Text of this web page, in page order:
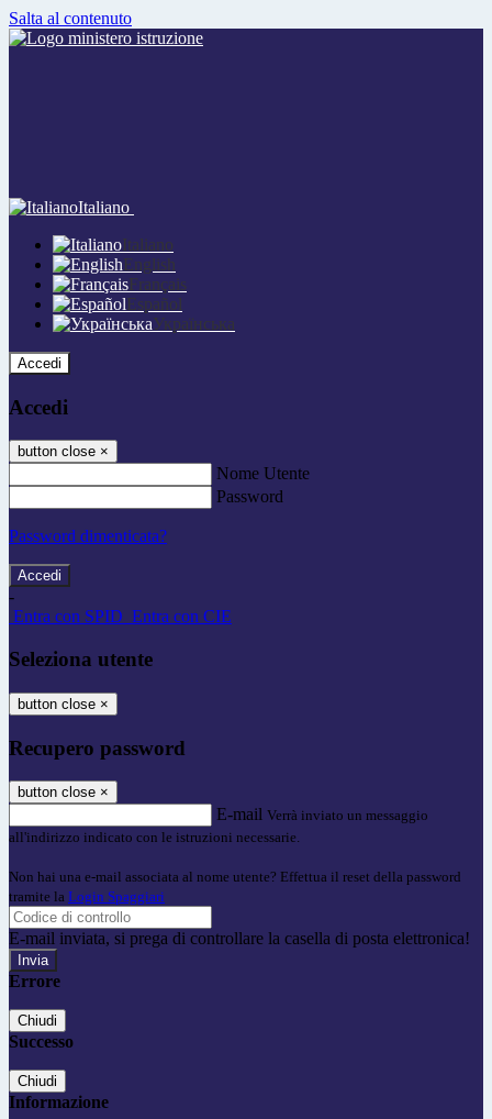
Salta al contenuto
Italiano
Italiano
English
Français
Español
Українська
Accedi
Accedi
button close ×
Nome Utente
Password
Password dimenticata?
-
Entra con SPID Entra con CIE
Seleziona utente
button close ×
Recupero password
button close ×
E-mail Verrà inviato un messaggio
all'indirizzo indicato con le istruzioni necessarie.
Non hai una e-mail associata al nome utente? Effettua il reset della password
tramite la Login Spaggiari
E-mail inviata, si prega di controllare la casella di posta elettronica!
Errore
Chiudi
Successo
Chiudi
Informazione